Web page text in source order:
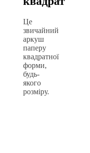
Це
звичайний
аркуш
паперу
квадратної
форми,
будь-
якого
розміру.